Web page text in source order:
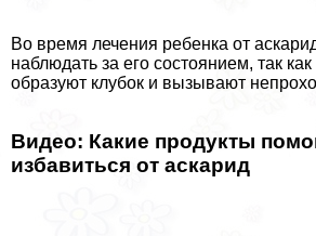
Во время лечения ребенка от
наблюдать за его состоянием, так
образуют клубок и вызывают
Видео: Какие продукты
избавиться от аскарид